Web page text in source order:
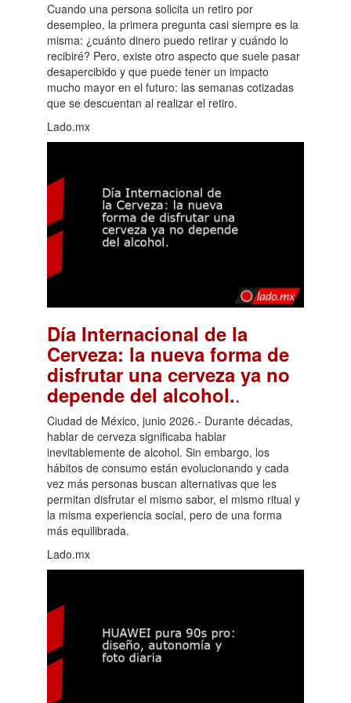
Cuando una persona solicita un retiro por
desempleo, la primera pregunta casi siempre es la
misma: ¿cuánto dinero puedo retirar y cuándo lo
recibiré? Pero, existe otro aspecto que suele pasar
desapercibido y que puede tener un impacto
mucho mayor en el futuro: las semanas cotizadas
que se descuentan al realizar el retiro.
Lado.mx
Día Internacional de la
Cerveza: la nueva forma de
disfrutar una cerveza ya no
depende del alcohol..
Ciudad de México, junio 2026.- Durante décadas,
hablar de cerveza significaba hablar
inevitablemente de alcohol. Sin embargo, los
hábitos de consumo están evolucionando y cada
vez más personas buscan alternativas que les
permitan disfrutar el mismo sabor, el mismo ritual y
la misma experiencia social, pero de una forma
más equilibrada.
Lado.mx